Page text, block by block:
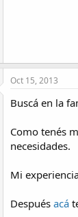
Oct 15, 2013
Buscá en la
Como tenés
necesidades.
Mi
Después acá